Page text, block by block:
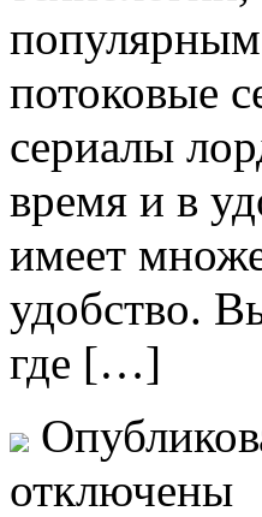
потоковые
сериалы
время и в
имеет
удобство.
где […]
отключены